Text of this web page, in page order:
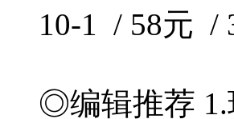
10-1 / 58元 /
◎编辑推荐 1.